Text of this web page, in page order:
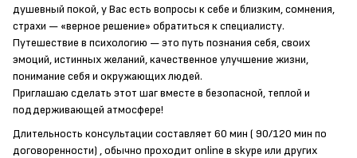
душевный покой, у Вас есть вопросы к себе и близким, сомнения,
страхи — «верное решение» обратиться к специалисту.
Путешествие в психологию — это путь познания себя, своих
эмоций, истинных желаний, качественное улучшение жизни,
понимание себя и окружающих людей.
Приглашаю сделать этот шаг вместе в безопасной, теплой и
поддерживающей атмосфере!
Длительность консультации составляет 60 мин ( 90/120 мин по
договоренности) , обычно проходит online в skype или других